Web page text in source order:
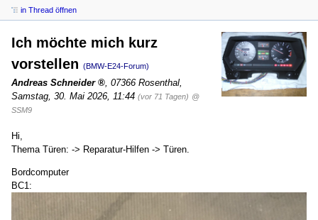
in Thread öffnen
Ich möchte mich kurz
vorstellen (BMW-E24-Forum)
Andreas Schneider 07366 Rosenthal
Samstag, 30. Mai 2026, 11:44 (vor 71 Tagen) @
SSM9
Hi,
Thema Türen: -> Reparatur-Hilfen -> Türen.
Bordcomputer
BC1: